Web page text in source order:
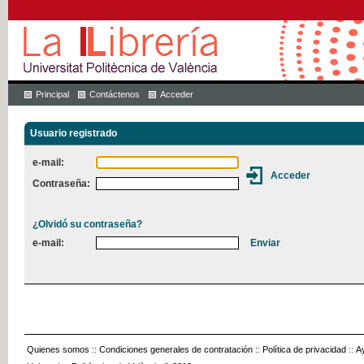
Principal Contáctenos Acceder
Usuario registrado
e-mail:
Contraseña:
¿Olvidó su contraseña?
e-mail:
Quienes somos :: Condiciones generales de contratación :: Política de privacidad ::